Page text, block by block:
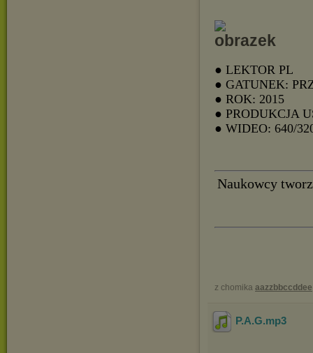
● LEKTOR PL
● GATUNEK:
● ROK: 2015
● PRODUKCJA
● WIDEO: 640/
Naukowcy
z chomika aazzbbccddee
P.A.G.mp3